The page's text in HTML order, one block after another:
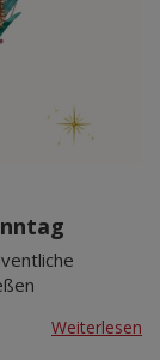
Weiterlesen